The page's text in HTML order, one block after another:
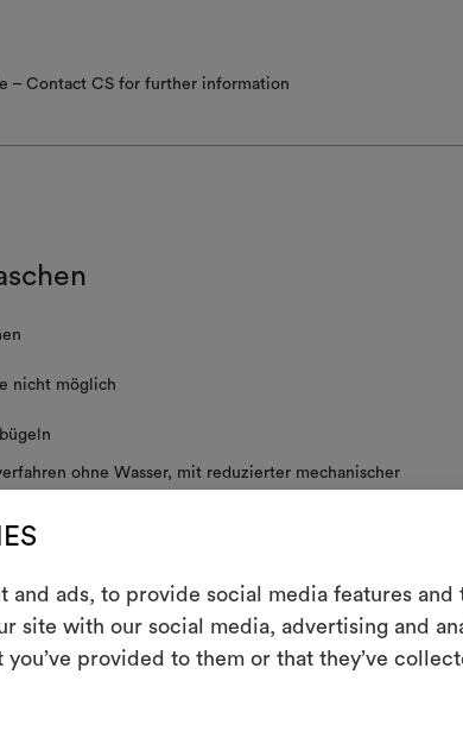
and ads, to provide social media features
site with our social media, advertising and
provided to them or that they’ve
– Contact CS for further information
nicht möglich
ohne Wasser, mit reduzierter mechanischer
trocknen
bei der Wäsche die Verwendung eines Wasch-Ein
Leben